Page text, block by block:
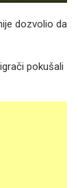
dozvolio da
pokušali